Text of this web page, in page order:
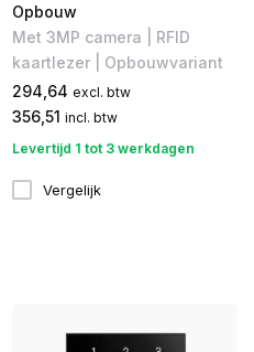
Opbouw
Met 3MP camera | RFID
kaartlezer | Opbouwvariant
294,64 excl. btw
356,51 incl. btw
Levertijd 1 tot 3 werkdagen
Vergelijk